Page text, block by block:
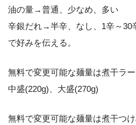
油の量→普通、少なめ、多い
辛銀だれ→半辛、なし、1辛～30
で好みを伝える。
無料で変更可能な麺量は煮干ラ
中盛(220g)、大盛(270g)
無料で変更可能な麺量は煮干つ